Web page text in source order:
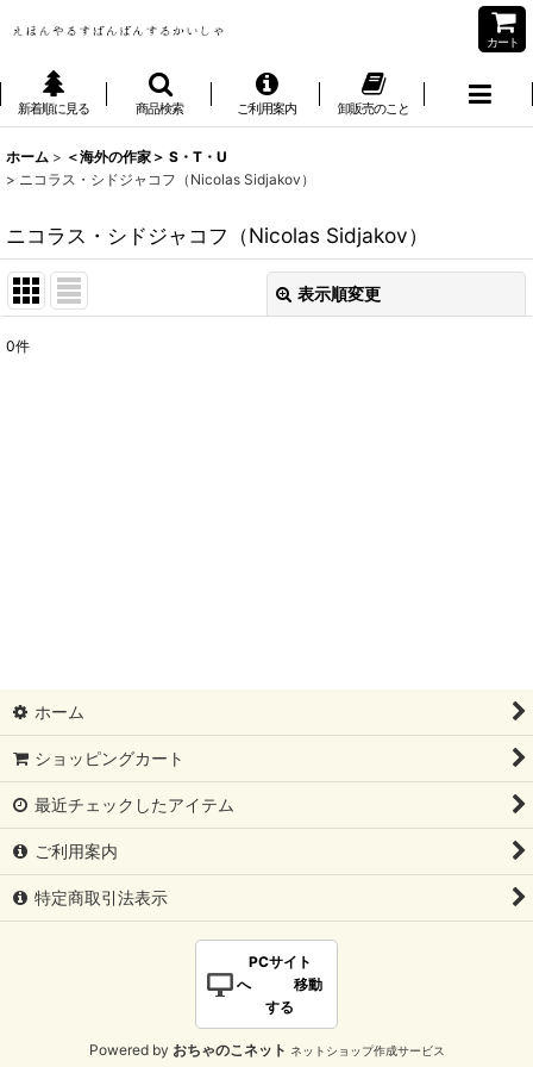
カート
新着順に見る 商品検索 ご利用案内 卸販売のこと
ホーム > ＜海外の作家＞ S・T・U
> ニコラス・シドジャコフ（Nicolas Sidjakov）
ニコラス・シドジャコフ（Nicolas Sidjakov）
表示順変更
0件
ホーム
ショッピングカート
最近チェックしたアイテム
ご利用案内
特定商取引法表示
PCサイト
へ 移動
する
Powered by おちゃのこネット ネットショップ作成サービス